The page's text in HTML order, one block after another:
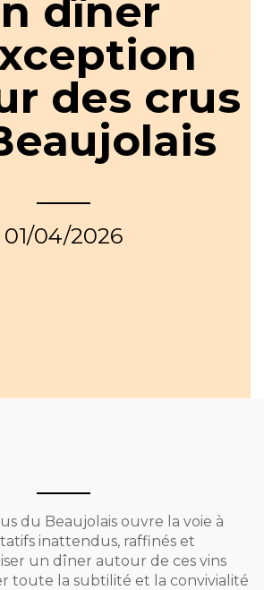
dîner
des crus
01/04/2026
du Beaujolais ouvre la voie à
inattendus, raffinés et
un dîner autour de ces vins
toute la subtilité et la convivialité